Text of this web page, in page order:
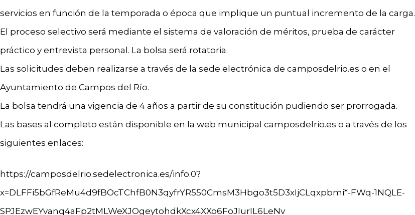
servicios en función de la temporada o época que implique un puntual incremento de la carga.
El proceso selectivo será mediante el sistema de valoración de méritos, prueba de carácter
práctico y entrevista personal. La bolsa será rotatoria.
Las solicitudes deben realizarse a través de la sede electrónica de camposdelrio.es o en el
Ayuntamiento de Campos del Río.
La bolsa tendrá una vigencia de 4 años a partir de su constitución pudiendo ser prorrogada.
Las bases al completo están disponible en la web municipal camposdelrio.es o a través de los
siguientes enlaces:
https://camposdelrio.sedelectronica.es/info.0?
x=DLFFi5bGfReMu4d9fBOcTChfB0N3qyfrYR550CmsM3Hbgo3t5D3xIjCLqxpbmi*-FWq-1NQLE-
SPJEzwEYvanq4aFp2tMLWeXJOgeytohdkXcx4XXo6FoJIurIL6LeNv